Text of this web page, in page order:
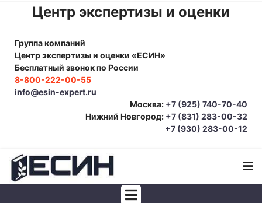
Центр экспертизы и оценки
Группа компаний
Центр экспертизы и оценки «ЕСИН»
Бесплатный звонок по России
8-800-222-00-55
info@esin-expert.ru
Москва: +7 (925) 740-70-40
Нижний Новгород: +7 (831) 283-00-32
+7 (930) 283-00-12